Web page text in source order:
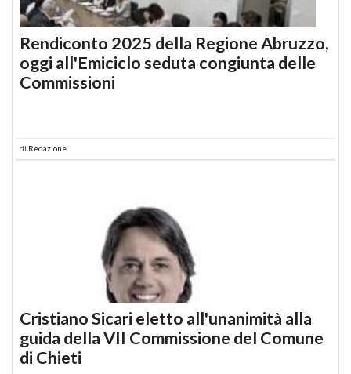
Rendiconto 2025 della Regione Abruzzo,
oggi all'Emiciclo seduta congiunta delle
Commissioni
di Redazione
Cristiano Sicari eletto all'unanimità alla
guida della VII Commissione del Comune
di Chieti